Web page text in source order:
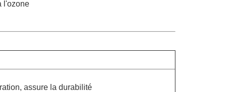
l'ozone
assure la durabilité